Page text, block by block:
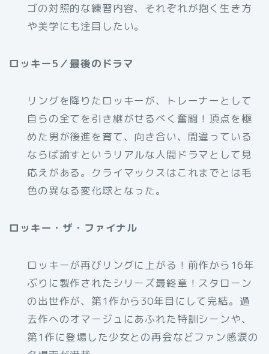
ゴの対照的な練習内容、それぞれが抱く生き方
や美学にも注目したい。
ロッキー5／最後のドラマ
リングを降りたロッキーが、トレーナーとして
自らの全てを引き継がせるべく奮闘！頂点を極
めた男が後進を育て、向き合い、間違っている
ならば諭すというリアルな人間ドラマとして見
応えがある。クライマックスはこれまでとは毛
色の異なる変化球となった。
ロッキー・ザ・ファイナル
ロッキーが再びリングに上がる！前作から16年
ぶりに製作されたシリーズ最終章！スタローン
の出世作が、第1作から30年目にして完結。過
去作へのオマージュにあふれた特訓シーンや、
第1作に登場した少女との再会などファン感涙の